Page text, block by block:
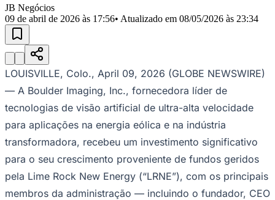
MilitarItapevi
CalifórniaJardim dos AltosJardim dos CamargosJardim
Esperança
Julio
MutingaJardim Paraíso
Luís
Jardim São Pedro
TupãJardim TupanciMutingaNova AldeinhaOsasco Parque dos
Parque ImperialParque Santa Luzia
do Bom JesusRecanto PhrynéaSantana de
ParnaíbaSilveiraTamboré Vale do SolVila BarrosVila Boa VistaVila
do CondeVila Engenho Novo
EscadaVila PortoVotupoca
Para Sua Empresa
Anuncie no Portal
Divulgar VagasNovo
Publicidade Legal
JB Negócios
09 de abril de 2026 às 17:56• Atualizado em 08/05/2026 às 23:34
LOUISVILLE, Colo., April 09, 2026 (GLOBE NEWSWIRE)
— A Boulder Imaging, Inc., fornecedora líder de
tecnologias de visão artificial de ultra-alta velocidade
para aplicações na energia eólica e na indústria
transformadora, recebeu um investimento significativo
para o seu crescimento proveniente de fundos geridos
pela Lime Rock New Energy (“LRNE”), com os principais
membros da administração — incluindo o fundador, CEO